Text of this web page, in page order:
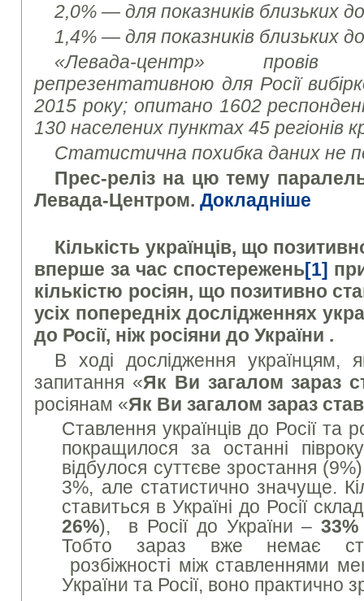
2,0% — для показників близьких
1,4% — для показників близьких
«Левада-центр»
репрезентативною для Росії
2015 року; опитано 1602
130 населених пунктах 45 регіонів
Статистична похибка даних не
Прес-реліз на цю тему
Левада-Центром.Докладніше
Кількість українців, що
вперше за час спостережень[1]
кількістю росіян, що позитивно
усіх попередніх дослідженнях
до Росії, ніж росіяни до України .
В ході дослідження українцям,
запитання «Як Ви загалом зараз
росіянам «Як Ви загалом зараз
Ставлення українців до Росії та
покращилося за останні
відбулося суттєве зростання
3%, але статистично значуще.
ставиться в Україні до Росії
26%), в Росії до України –33
Тобто зараз вже немає
розбіжності між ставленнями
України та Росії, воно практично